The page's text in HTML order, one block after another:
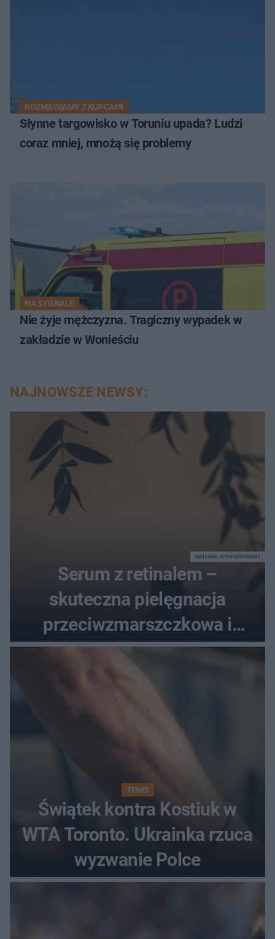
ROZMAWIAMY Z KUPCAMI
Słynne targowisko w Toruniu upada? Ludzi
coraz mniej, mnożą się problemy
NA SYGNALE
Nie żyje mężczyzna. Tragiczny wypadek w
zakładzie w Wonieściu
NAJNOWSZE NEWSY:
Serum z retinalem –
skuteczna pielęgnacja
przeciwzmarszczkowa i
regenerująca
MATERIAŁ SPONSOROWANY
TENIS
Świątek kontra Kostiuk w
WTA Toronto. Ukrainka rzuca
wyzwanie Polce